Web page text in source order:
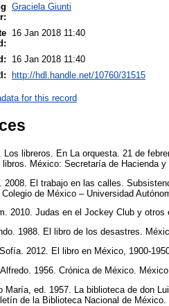
Graciela Giunti
16 Jan 2018 11:40
16 Jan 2018 11:40
http://hdl.handle.net/10760/31515
for this record
Los libreros. En La orquesta. 21 de
México: Secretaría de Hacienda
2008. El trabajo en las calles.
de México – Universidad
2010. Judas en el Jockey Club y
1988. El libro de los desastres.
2012. El libro en México, 1900-
1956. Crónica de México.
María, ed. 1957. La biblioteca de don
de la Biblioteca Nacional de